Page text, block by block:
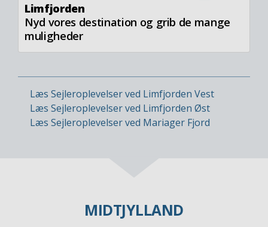
Limfjorden
Nyd vores destination og grib de mange
muligheder
Læs Sejleroplevelser ved Limfjorden Vest
Læs Sejleroplevelser ved Limfjorden Øst
Læs Sejleroplevelser ved Mariager Fjord
MIDTJYLLAND